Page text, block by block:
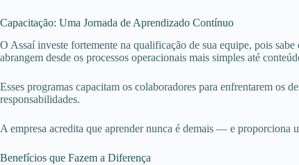
Capacitação: Uma Jornada de Aprendizado Contínuo
O Assaí investe fortemente na qualificação de sua equipe, pois
abrangem desde os processos operacionais mais simples até
Esses programas capacitam os colaboradores para enfrentarem os
responsabilidades.
A empresa acredita que aprender nunca é demais — e proporciona
Benefícios que Fazem a Diferença